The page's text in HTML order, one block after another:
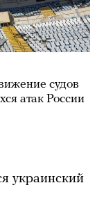
судов
атак России
украинский